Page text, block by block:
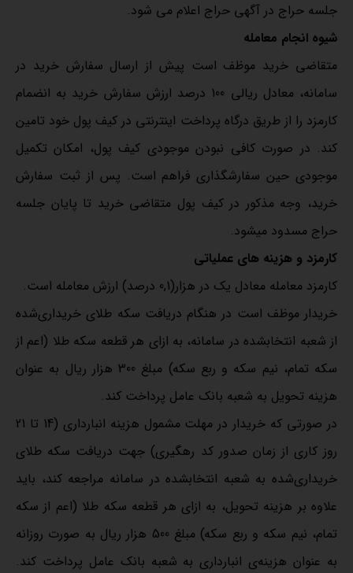
جلسه حراج در آگهی حراج اعلام می شود.
شیوه انجام معامله
متقاضی خرید موظف است پیش از ارسال سفارش خرید در
سامانه، معادل ریالی 100 درصد ارزش سفارش خرید به انضمام
کارمزد را از طریق درگاه پرداخت اینترنتی در کیف پول خود تامین
کند. در صورت کافی نبودن موجودی کیف پول، امکان تکمیل
موجودی حین سفارش‏گذاری فراهم است. پس از ثبت سفارش
خرید، وجه مذکور در کیف پول متقاضی خرید تا پایان جلسه
حراج مسدود می‏شود.
کارمزد و هزینه های عملیاتی
کارمزد معامله معادل یک در هزار(0,1 درصد) ارزش معامله است.
خریدار موظف است در هنگام دریافت سکه طلای خریداری‌شده
از شعبه انتخاب‏شده در سامانه، به ازای هر قطعه سکه طلا (اعم از
سکه تمام، نیم سکه و ربع سکه) مبلغ 300 هزار ریال به عنوان
هزینه تحویل به شعبه بانک عامل پرداخت کند.
در صورتی که خریدار در مهلت مشمول هزینه انبارداری (14 تا 21
روز کاری از زمان صدور کد رهگیری) جهت دریافت سکه طلای
خریداری‌شده به شعبه انتخاب‏شده در سامانه مراجعه کند، باید
علاوه بر هزینه تحویل، به ازای هر قطعه سکه طلا (اعم از سکه
تمام، نیم سکه و ربع سکه) مبلغ 500 هزار ریال به صورت روزانه
به عنوان هزینه‌ی انبارداری به شعبه بانک عامل پرداخت کند.